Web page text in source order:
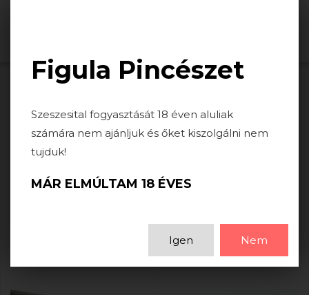
HÍREK
BALASSA-FIGULA-KISS CSÚCSTALÁLKOZÓ
Figula Pincészet
Szeszesital fogyasztását 18 éven aluliak
számára nem ajánljuk és őket kiszolgálni nem
tujduk!
MÁR ELMÚLTAM 18 ÉVES
Igen Nem